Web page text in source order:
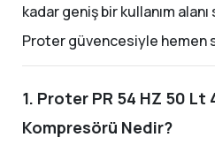
kadar geniş bir kullanım
Proter güvencesiyle hemen
1. Proter PR 54 HZ 50 Lt
Kompresörü Nedir?